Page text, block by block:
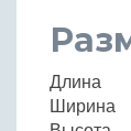
Длина
Ширина